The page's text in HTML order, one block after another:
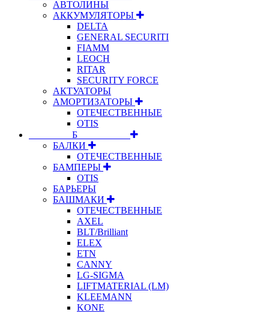
АВТОЛИНЫ
АККУМУЛЯТОРЫ
DELTA
GENERAL SECURITI
FIAMM
LEOCH
RITAR
SECURITY FORCE
АКТУАТОРЫ
АМОРТИЗАТОРЫ
ОТЕЧЕСТВЕННЫЕ
OTIS
⠀⠀⠀⠀⠀⠀Б⠀⠀⠀⠀⠀⠀⠀
БАЛКИ
ОТЕЧЕСТВЕННЫЕ
БАМПЕРЫ
OTIS
БАРЬЕРЫ
БАШМАКИ
ОТЕЧЕСТВЕННЫЕ
AXEL
BLT/Brilliant
ELEX
ETN
CANNY
LG-SIGMA
LIFTMATERIAL (LM)
KLEEMANN
KONE